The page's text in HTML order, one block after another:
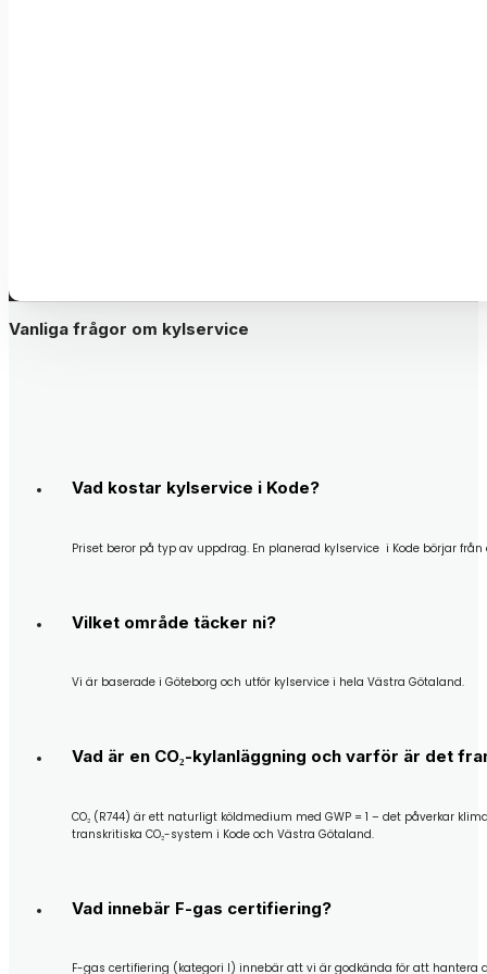
Vanliga frågor om kylservice
Vad kostar kylservice i Kode?
Priset beror på typ av uppdrag. En planerad kylservice i Kode börjar
Vilket område täcker ni?
Vi är baserade i Göteborg och utför kylservice i hela Västra Götaland.
Vad är en CO₂-kylanläggning och varför är det
CO₂ (R744) är ett naturligt köldmedium med GWP = 1 – det påverkar
transkritiska CO₂-system i Kode och Västra Götaland.
Vad innebär F-gas certifiering?
F-gas certifiering (kategori I) innebär att vi är godkända för att